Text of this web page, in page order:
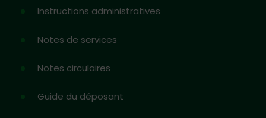
Instructions administratives
Notes de services
Notes circulaires
Guide du déposant